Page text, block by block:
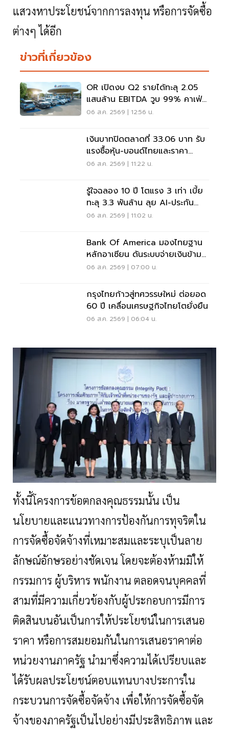
แสวงหาประโยชน์จากการลงทุน หรือการจัดซื้อ
ต่างๆ ได้อีก
ข่าวที่เกี่ยวข้อง
OR เปิดงบ Q2 รายได้ทะลุ 2.05
แสนล้าน EBITDA วูบ 99% คาเฟ่อ
เมซอนขายนิวไฮ 117 ล้านแก้ว
06 ส.ค. 2569 | 12:56 น.
เงินบาทปิดตลาดที่ 33.06 บาท รับ
แรงซื้อหุ้น-บอนด์ไทยและราคา
ทองคำพุ่ง
06 ส.ค. 2569 | 11:22 น.
รู้ใจฉลอง 10 ปี โตแรง 3 เท่า เบี้ย
ทะลุ 3.3 พันล้าน ลุย AI-ประกัน
สุขภาพ
06 ส.ค. 2569 | 11:02 น.
Bank Of America มองไทยฐาน
หลักอาเซียน ดันระบบจ่ายเงินข้าม
พรมแดนเรียลไทม์
06 ส.ค. 2569 | 07:00 น.
กรุงไทยก้าวสู่ทศวรรษใหม่ ต่อยอด
60 ปี เคลื่อนเศรษฐกิจไทยโตยั่งยืน
06 ส.ค. 2569 | 06:04 น.
ทั้งนี้โครงการข้อตกลงคุณธรรมนั้น เป็น
นโยบายและแนวทางการป้องกันการทุจริตใน
การจัดซื้อจัดจ้างที่เหมาะสมและระบุเป็นลาย
ลักษณ์อักษรอย่างชัดเจน โดยจะต้องห้ามมิให้
กรรมการ ผู้บริหาร พนักงาน ตลอดจนบุคคลที่
สามที่มีความเกี่ยวข้องกับผู้ประกอบการมีการ
ติดสินบนอันเป็นการให้ประโยชน์ในการเสนอ
ราคา หรือการสมยอมกันในการเสนอราคาต่อ
หน่วยงานภาครัฐ นำมาซึ่งความได้เปรียบและ
ได้รับผลประโยชน์ตอบแทนบางประการใน
กระบวนการจัดซื้อจัดจ้าง เพื่อให้การจัดซื้อจัด
จ้างของภาครัฐเป็นไปอย่างมีประสิทธิภาพ และ